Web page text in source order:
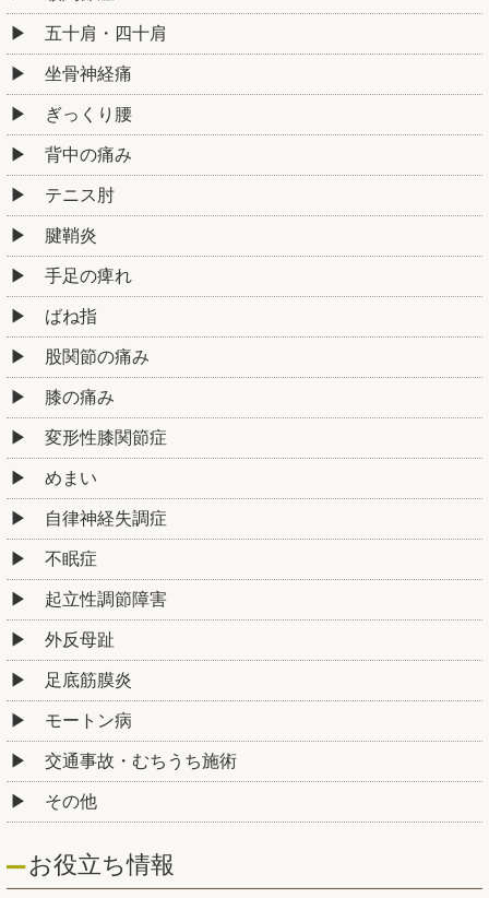
五十肩・四十肩
坐骨神経痛
ぎっくり腰
背中の痛み
テニス肘
腱鞘炎
手足の痺れ
ばね指
股関節の痛み
膝の痛み
変形性膝関節症
めまい
自律神経失調症
不眠症
起立性調節障害
外反母趾
足底筋膜炎
モートン病
交通事故・むちうち施術
その他
お役立ち情報